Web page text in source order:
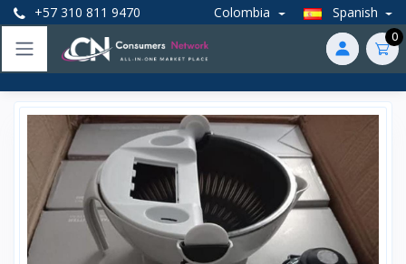
+57 310 811 9470 Colombia Spanish
0